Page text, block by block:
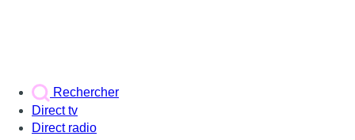
Rechercher
Direct tv
Direct radio